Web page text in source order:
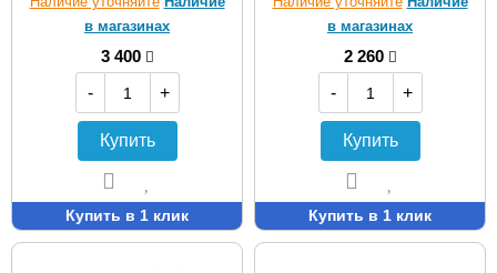
в магазинах
3 400
-
+
Купить
Купить в 1 клик
в магазинах
2 260
-
+
Купить
Купить в 1 клик